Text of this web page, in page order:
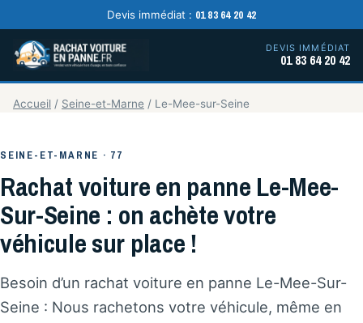
Devis immédiat : 01 83 64 20 42
DEVIS IMMÉDIAT
01 83 64 20 42
Accueil / Seine-et-Marne / Le-Mee-sur-Seine
SEINE-ET-MARNE · 77
Rachat voiture en panne Le-Mee-
Sur-Seine : on achète votre
véhicule sur place !
Besoin d’un rachat voiture en panne Le-Mee-Sur-
Seine : Nous rachetons votre véhicule, même en